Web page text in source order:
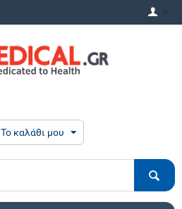
Το καλάθι μου